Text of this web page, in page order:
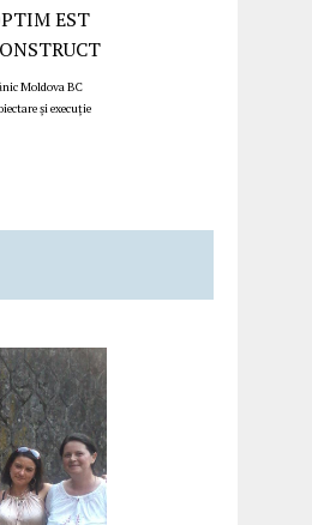
EST
Moldova BC
și execuție